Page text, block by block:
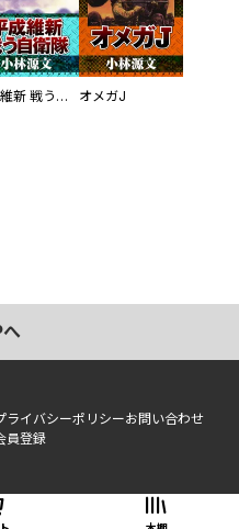
平成維新 戦う自衛隊 オメガJ
ライバシーポリシーお問い合わせ
員登録